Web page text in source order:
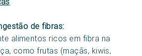
de fibras:
alimentos ricos em fibra na
como frutas (maçãs, kiwis,